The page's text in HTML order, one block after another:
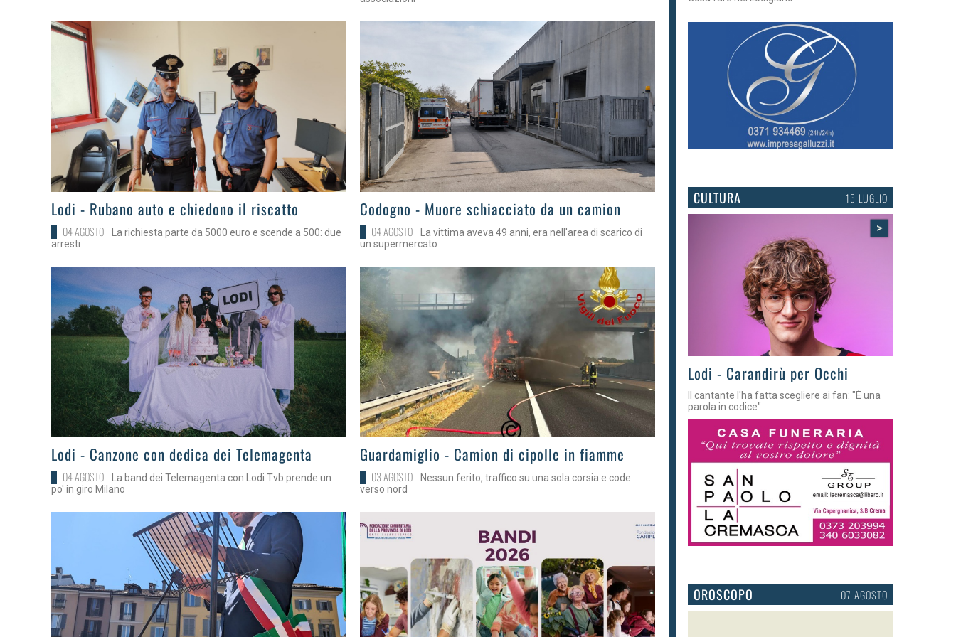
>Lodi - Rubano auto e chiedono il riscatto
04 AGOSTO
La richiesta parte da 5000 euro e scende a 500: due
arresti
>
Codogno - Muore schiacciato da un camion
04 AGOSTO
La vittima aveva 49 anni, era nell'area di scarico di
un supermercato
>Lodi - Canzone con dedica dei Telemagenta
04 AGOSTO
La band dei Telemagenta con Lodi Tvb prende un
po' in giro Milano
>
Guardamiglio - Camion di cipolle in fiamme
03 AGOSTO
Nessun ferito, traffico su una sola corsia e code
verso nord
CULTURA 15 LUGLIO
>
Lodi - Carandirù per Occhi
Il cantante l'ha fatta scegliere ai fan: "È una
parola in codice"
OROSCOPO 07 AGOSTO